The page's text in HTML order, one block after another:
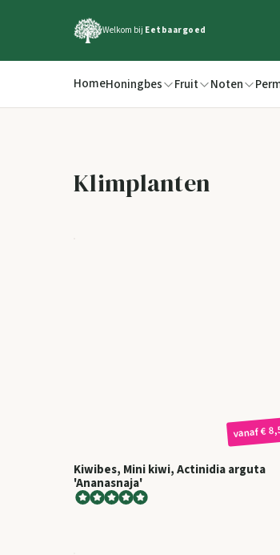
Welkom bij Eetbaargoed
HomeHoningbes Fruit Noten
Klimplanten
vanaf€
Kiwibes, Mini kiwi, Actinidia arguta
'Ananasnaja'